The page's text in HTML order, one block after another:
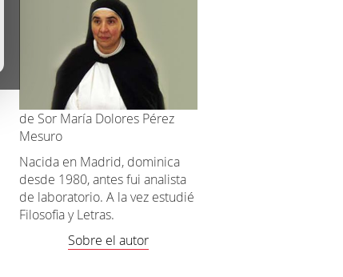
de Sor María Dolores Pérez
Mesuro
Nacida en Madrid, dominica
desde 1980, antes fui analista
de laboratorio. A la vez estudié
Filosofia y Letras.
Sobre el autor